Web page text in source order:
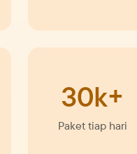
30k+
Paket tiap hari